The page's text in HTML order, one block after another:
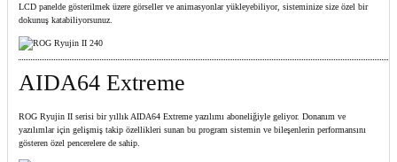
LCD panelde gösterilmek üzere görseller ve animasyonlar yükleyebiliyor, sisteminize size özel bir
dokunuş katabiliyorsunuz.
AIDA64 Extreme
ROG Ryujin II serisi bir yıllık AIDA64 Extreme yazılımı aboneliğiyle geliyor. Donanım ve
yazılımlar için gelişmiş takip özellikleri sunan bu program sistemin ve bileşenlerin performansını
gösteren özel pencerelere de sahip.​